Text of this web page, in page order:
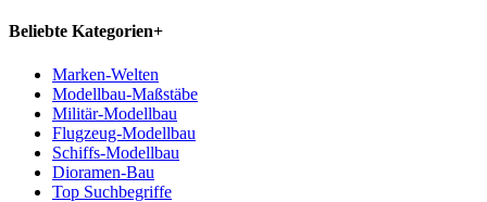
Beliebte Kategorien+
Marken-Welten
Modellbau-Maßstäbe
Militär-Modellbau
Flugzeug-Modellbau
Schiffs-Modellbau
Dioramen-Bau
Top Suchbegriffe